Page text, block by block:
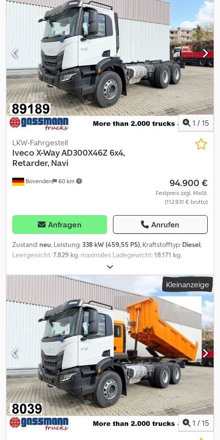
Mischer Bj. 2015 Fa. Liebherr HTM 904F * Wassertank 500 L * 36t
Ausführung (8,0/8,010,0/10,0) * 4250 mm Radstand * 260 L Tank *
Differentialsperre HA Chodpfeyty Igox Aiiea * blattgefedert *
Scheibenbremsen * Klimaanlage * Sonnenblende *
luftgefederter Fahrersitz * elektr. Fenster und Spiegel * Power
Shift Schaltung * Fahrprogramm Offroad * Radio * CB Funk
Vorrüstung * Tagfahrlicht * Getriebeölkühlung * Tempomat *
uvm. * Irrtum Zwischenverkauf und Änderungen vorbehalten
1 / 15
Bovenden 60 km
LKW-Fahrgestell
IvecoX-Way AD300X46Z 6x4,
Retarder, Navi
94.900 €
Festpreis zzgl. MwSt.
(112.931 € brutto)
Anfragen Anrufen
Zustand: neu, Leistung: 338 kW (459,55 PS), Kraftstofftyp: Diesel,
Leergewicht:7.829 kg, maximales Ladegewicht:18.171 kg,
, Reifengröße:
Konfiguration:6x4, Radstand:3.500 mm, Bremsen:Retarder,
, Fahrerkabine:Fahrerhaus
, Getriebetyp:
, Emissionsklasse: Euro6, Federung:Blatt, Anzahl der
Sitzplätze:2, Ausstattung:ABS, Bordcomputer,
Differentialsperre, Kabine, Klimaanlage, Navigationssystem,
Nebelscheinwerfer, Servolenkung, Sitzheizung, Tempomat,
Traktionskontrolle, Zentralverriegelung, Zusatzscheinwerfer
Fahrzeugstandort: Bovenden, Kz. Haus, 1x Luftsitz, Sitzheizung,
Heckfenster, E-Spiegel, Spiegel beheizbar, E-Fenster links, E-
Fenster rechts, Klimaanlage, Sonnenblende, Tempomat,
Navigationssystem, ABS (Antiblockiersystem), Antriebs-
Schlupfregelung (ASR), Retarder, Nebenantrieb, Auspuff
hochgezogen, Automatik, Rundumleuchte, Blattfederung,
Anschlüsse Luft+Licht für AHK, Alu-Tank, Dachluke,
Umweltplakette grün Radstand: 3500 mm Rahmenlänge ca.
5750mm! Rahmenhöhe ca. 1200mm! Csdpfxsygvrbj Aiisha
Kleinanzeige
1 / 15